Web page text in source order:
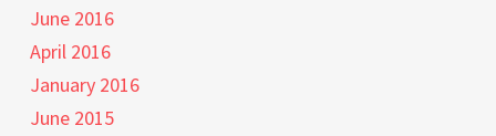
June 2016
April 2016
January 2016
June 2015